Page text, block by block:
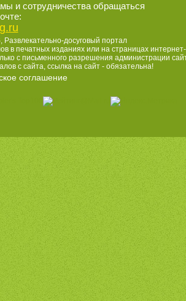
и сотрудничества обращаться
Развлекательно-досуговый портал
в печатных изданиях или на страницах интернет-
с письменного разрешения администрации
с сайта, ссылка на сайт - обязательна!
соглашение